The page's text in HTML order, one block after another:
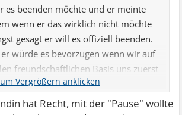
es beenden möchte und er meinte
wenn er das wirklich nicht möchte
gesagt er will es offiziell beenden.
würde es bevorzugen wenn wir auf
freundschaftlichen Basis uns zuerst
während so einer Pause nicht wirklich
pflegen kann und er es auch
hat Recht, mit der "Pause" wollte